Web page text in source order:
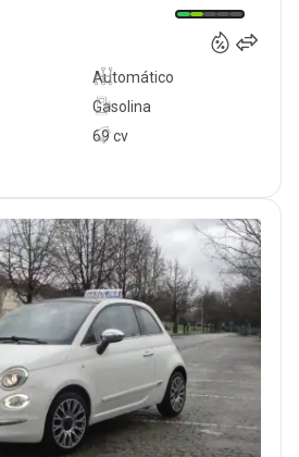
Automático
69 cv
Gasolina